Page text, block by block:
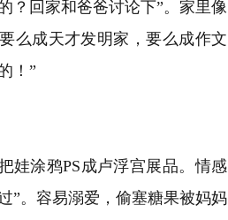
？回家和爸爸讨论下”。家里像
么成天才发明家，要么成作文
！”
娃涂鸦PS成卢浮宫展品。情感
”。容易溺爱，偷塞糖果被妈妈